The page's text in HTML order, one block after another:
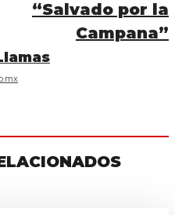
“Salvado por la
Campana”